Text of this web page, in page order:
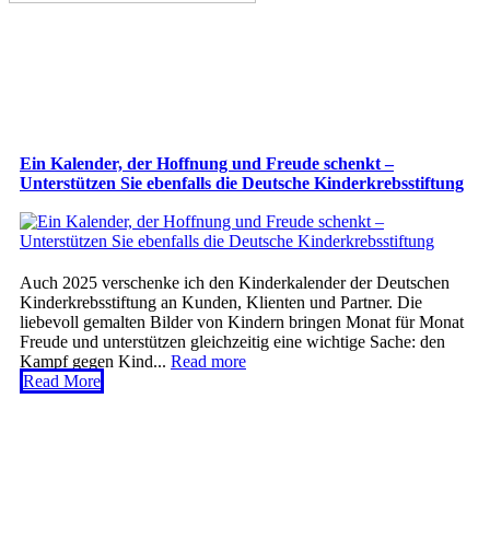
Ein Kalender, der Hoffnung und Freude schenkt –
Unterstützen Sie ebenfalls die Deutsche Kinderkrebsstiftung
Auch 2025 verschenke ich den Kinderkalender der Deutschen
Kinderkrebsstiftung an Kunden, Klienten und Partner. Die
liebevoll gemalten Bilder von Kindern bringen Monat für Monat
Freude und unterstützen gleichzeitig eine wichtige Sache: den
Kampf gegen Kind... Read more
Read More